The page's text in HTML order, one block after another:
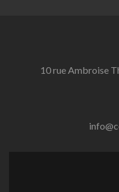
10 rue Ambroise